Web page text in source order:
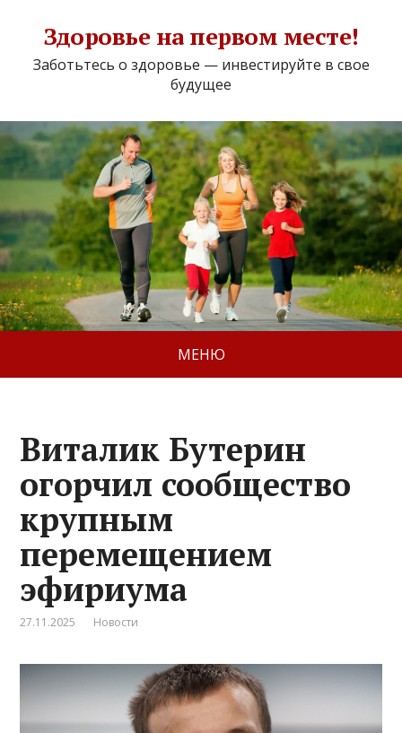
Здоровье на первом месте!
Заботьтесь о здоровье — инвестируйте в свое
будущее
МЕНЮ
Виталик Бутерин
огорчил сообщество
крупным
перемещением
эфириума
27.11.2025 Новости